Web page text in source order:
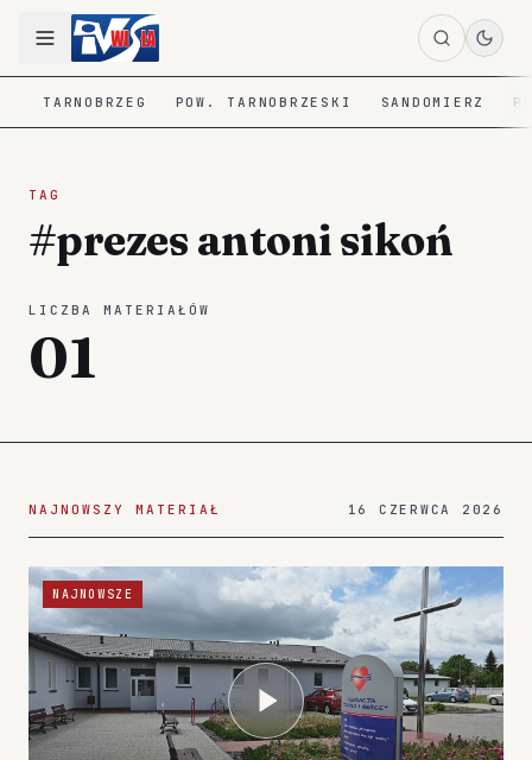
TARNOBRZEG POW. TARNOBRZESKI SANDOMIERZ
TAG
#prezes antoni sikoń
LICZBA MATERIAŁÓW
01
NAJNOWSZY MATERIAŁ 16 CZERWCA 2026
NAJNOWSZE